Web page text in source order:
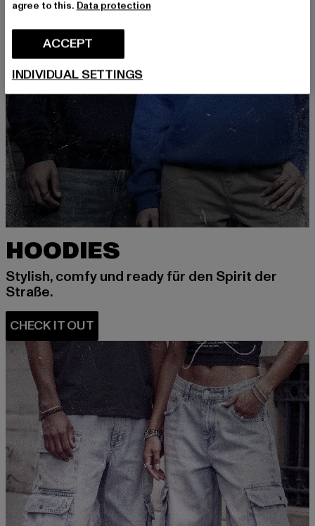
HOODIES
Stylish, comfy und ready für den Spirit der
Straße.
agree to this. Data protection
ACCEPT
INDIVIDUAL SETTINGS